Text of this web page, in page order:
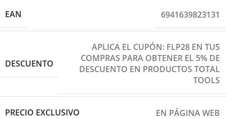
EAN 6941639823131
DESCUENTO
APLICA EL CUPÓN: FLP28 EN TUS
COMPRAS PARA OBTENER EL 5% DE
DESCUENTO EN PRODUCTOS TOTAL
TOOLS
PRECIO EXCLUSIVO EN PÁGINA WEB